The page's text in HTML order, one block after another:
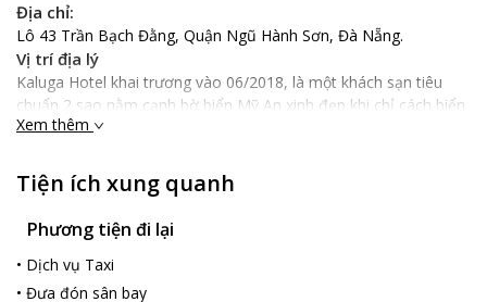
Địa chỉ:
Lô 43 Trần Bạch Đằng, Quận Ngũ Hành Sơn, Đà Nẵng.
Vị trí địa lý
Kaluga Hotel khai trương vào 06/2018, là một khách sạn tiêu
chuẩn 2 sao nằm cạnh bờ biển Mỹ An xinh đẹp khi chỉ cách biển
150m với vài phút đi bộ. Khách sạn cũng tọa lạc gần trung tâm
Châu Á 2.4 km hay cách cầu Rồng chỉ 2.7 km. Từ khách sạn đến
sân bay quốc tế Đà Nẵng chỉ 5.3 km với 15 phút di chuyển nhanh
chóng.
Nổi bật
Kaluga Hotel mang phong cách hiện đại với thiết kế tối giản, căn
phòng trắng trang nhã đem lại cảm giác thư giãn, thoải mái, bắt
Xem thêm
Tiện ích xung quanh
Phương tiện đi lại
• Dịch vụ Taxi
• Đưa đón sân bay